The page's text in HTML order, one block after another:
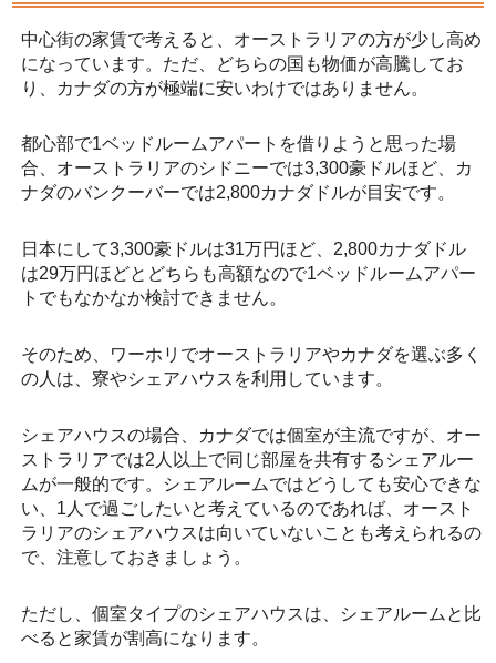
中心街の家賃で考えると、オーストラリアの方が少し高め
になっています。ただ、どちらの国も物価が高騰してお
り、カナダの方が極端に安いわけではありません。
都心部で1ベッドルームアパートを借りようと思った場
合、オーストラリアのシドニーでは3,300豪ドルほど、カ
ナダのバンクーバーでは2,800カナダドルが目安です。
日本にして3,300豪ドルは31万円ほど、2,800カナダドル
は29万円ほどとどちらも高額なので1ベッドルームアパー
トでもなかなか検討できません。
そのため、ワーホリでオーストラリアやカナダを選ぶ多く
の人は、寮やシェアハウスを利用しています。
シェアハウスの場合、カナダでは個室が主流ですが、オー
ストラリアでは2人以上で同じ部屋を共有するシェアルー
ムが一般的です。シェアルームではどうしても安心できな
い、1人で過ごしたいと考えているのであれば、オースト
ラリアのシェアハウスは向いていないことも考えられるの
で、注意しておきましょう。
ただし、個室タイプのシェアハウスは、シェアルームと比
べると家賃が割高になります。